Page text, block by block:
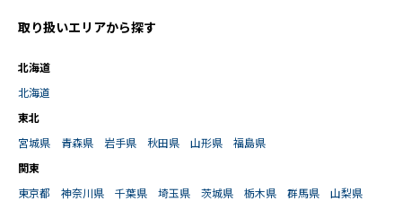
取り扱いエリアから探す
北海道
北海道
東北
宮城県
青森県 岩手県 秋田県 山形県
福島県
関東
東京都
神奈川県 千葉県 埼玉県 茨城県 栃木県 群馬県
山梨県